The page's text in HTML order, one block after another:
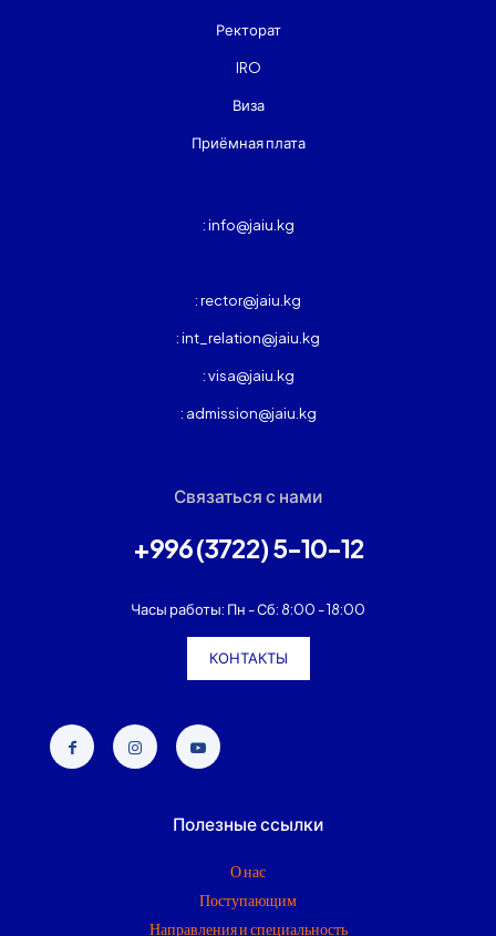
Ректорат
IRO
Виза
Приёмная плата
: info@jaiu.kg
: rector@jaiu.kg
: int_relation@jaiu.kg
: visa@jaiu.kg
: admission@jaiu.kg
Связаться с нами
+996 (3722) 5-10-12
Часы работы: Пн - Сб: 8:00 - 18:00
КОНТАКТЫ
Полезные ссылки
О нас
Поступающим
Направления и специальность